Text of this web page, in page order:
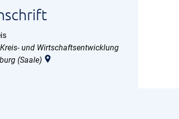
und Wirtschaftsentwicklung
(Saale)